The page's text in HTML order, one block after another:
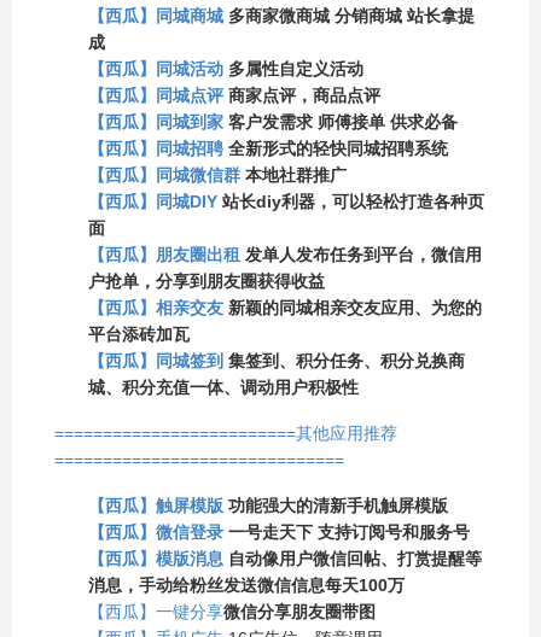
【西瓜】同城商城 多商家微商城 分销商城 站长拿提
成
【西瓜】同城活动 多属性自定义活动
【西瓜】同城点评商家点评，商品点评
【西瓜】同城到家 客户发需求 师傅接单 供求必备
【西瓜】同城招聘 全新形式的轻快同城招聘系统
【西瓜】同城微信群 本地社群推广
【西瓜】同城DIY 站长diy利器，可以轻松打造各种页
面
【西瓜】朋友圈出租 发单人发布任务到平台，微信用
户抢单，分享到朋友圈获得收益
【西瓜】相亲交友 新颖的同城相亲交友应用、为您的
平台添砖加瓦
【西瓜】同城签到 集签到、积分任务、积分兑换商
城、积分充值一体、调动用户积极性
=========================其他应用推荐
==============================
【西瓜】触屏模版 功能强大的清新手机触屏模版
【西瓜】微信登录 一号走天下 支持订阅号和服务号
【西瓜】模版消息 自动像用户微信回帖、打赏提醒等
消息，手动给粉丝发送微信信息每天100万
【西瓜】一键分享微信分享朋友圈带图